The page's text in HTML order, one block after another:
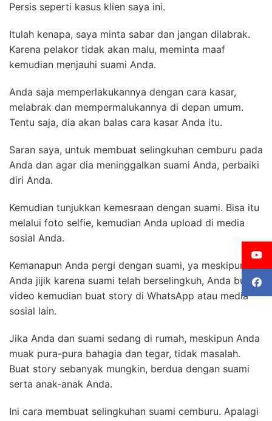
Persis seperti kasus klien saya ini.
Itulah kenapa, saya minta sabar dan jangan dilabrak.
Karena pelakor tidak akan malu, meminta maaf
kemudian menjauhi suami Anda.
Anda saja memperlakukannya dengan cara kasar,
melabrak dan mempermalukannya di depan umum.
Tentu saja, dia akan balas cara kasar Anda itu.
Saran saya, untuk membuat selingkuhan cemburu pada
Anda dan agar dia meninggalkan suami Anda, perbaiki
diri Anda.
Kemudian tunjukkan kemesraan dengan suami. Bisa itu
melalui foto selfie, kemudian Anda upload di media
sosial Anda.
Kemanapun Anda pergi dengan suami, ya meskipun
Anda jijik karena suami telah berselingkuh, Anda buat
video kemudian buat story di WhatsApp atau media
sosial lain.
Jika Anda dan suami sedang di rumah, meskipun Anda
muak pura-pura bahagia dan tegar, tidak masalah.
Buat story sebanyak mungkin, berdua dengan suami
serta anak-anak Anda.
Ini cara membuat selingkuhan suami cemburu. Apalagi